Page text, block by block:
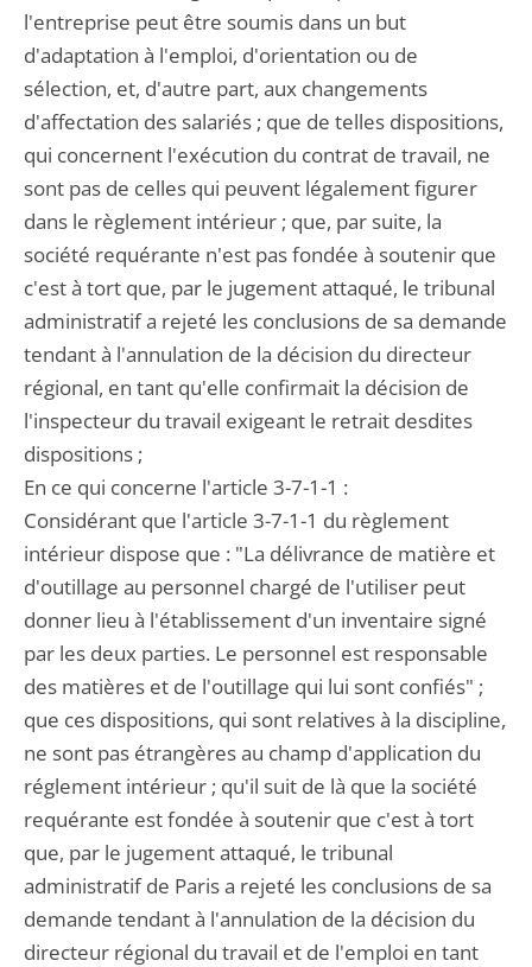
l'entreprise peut être soumis dans un but
d'adaptation à l'emploi, d'orientation ou de
sélection, et, d'autre part, aux changements
d'affectation des salariés ; que de telles dispositions,
qui concernent l'exécution du contrat de travail, ne
sont pas de celles qui peuvent légalement figurer
dans le règlement intérieur ; que, par suite, la
société requérante n'est pas fondée à soutenir que
c'est à tort que, par le jugement attaqué, le tribunal
administratif a rejeté les conclusions de sa demande
tendant à l'annulation de la décision du directeur
régional, en tant qu'elle confirmait la décision de
l'inspecteur du travail exigeant le retrait desdites
dispositions ;
En ce qui concerne l'article 3-7-1-1 :
Considérant que l'article 3-7-1-1 du règlement
intérieur dispose que : "La délivrance de matière et
d'outillage au personnel chargé de l'utiliser peut
donner lieu à l'établissement d'un inventaire signé
par les deux parties. Le personnel est responsable
des matières et de l'outillage qui lui sont confiés" ;
que ces dispositions, qui sont relatives à la discipline,
ne sont pas étrangères au champ d'application du
réglement intérieur ; qu'il suit de là que la société
requérante est fondée à soutenir que c'est à tort
que, par le jugement attaqué, le tribunal
administratif de Paris a rejeté les conclusions de sa
demande tendant à l'annulation de la décision du
directeur régional du travail et de l'emploi en tant